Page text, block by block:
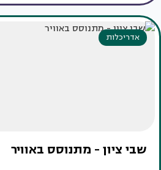
אדריכלות
שבי ציון - מתנוסס באוויר